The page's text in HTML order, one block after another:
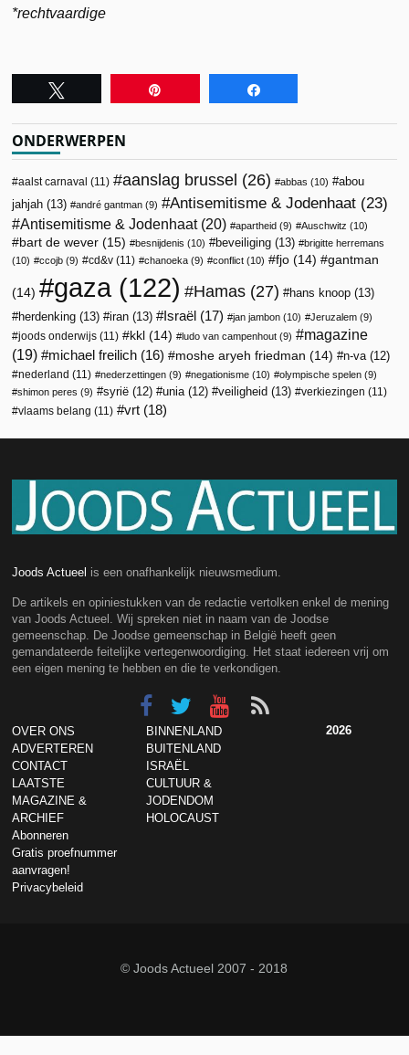
*rechtvaardige
ONDERWERPEN
aalst carnaval (11) aanslag brussel (26) abbas (10)
abou
jahjah (13) andré gantman (9) Antisemitisme & Jodenhaat (23)
Antisemitisme & Jodenhaat(20) apartheid (9) Auschwitz (10)
bart de wever (15) besnijdenis (10) beveiliging (13)
brigitte herremans
(10)
ccojb (9) cd&v (11) chanoeka (9) conflict (10) fjo (14) gantman
(14) gaza (122) Hamas (27) hans knoop (13)
herdenking (13) iran (13) Israël (17) jan jambon (10) Jeruzalem (9)
joods onderwijs (11) kkl (14) ludo van campenhout (9)
magazine
(19)
michael freilich (16) moshe aryeh friedman (14) n-va (12)
nederland (11) nederzettingen (9) negationisme (10) olympische spelen (9)
shimon peres (9) syrië (12) unia (12) veiligheid (13) verkiezingen (11)
vlaams belang (11) vrt (18)
Joods Actueel is een onafhankelijk nieuwsmedium.
De artikels en opiniestukken van de redactie vertolken enkel de mening
van Joods Actueel. Wij spreken niet in naam van de Joodse
gemeenschap. De Joodse gemeenschap in België heeft geen
gemandateerde feitelijke vertegenwoordiging. Het staat iedereen vrij om
een eigen mening te hebben en die te verkondigen.
OVER ONS
ADVERTEREN
CONTACT
LAATSTE
MAGAZINE &
ARCHIEF
Abonneren
Gratis proefnummer
aanvragen!
Privacybeleid
BINNENLAND
BUITENLAND
ISRAËL
CULTUUR &
JODENDOM
HOLOCAUST
2026
© Joods Actueel 2007 - 2018